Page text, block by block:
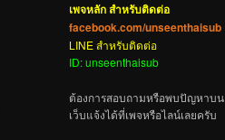
เพจหลัก สำหรับติดต่อ
facebook.com/unseenthaisub
LINE สำหรับติดต่อ
ID: unseenthaisub
ต้องการสอบถามหรือพบปัญหาบน
เว็บแจ้งได้ที่เพจหรือไลน์เลยครับ